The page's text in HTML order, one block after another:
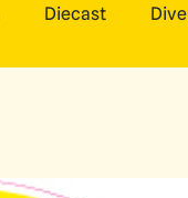
Diecast